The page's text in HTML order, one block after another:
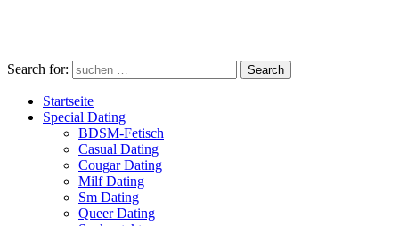
Search for: Search
Startseite
Special Dating
BDSM-Fetisch
Casual Dating
Cougar Dating
Milf Dating
Sm Dating
Queer Dating